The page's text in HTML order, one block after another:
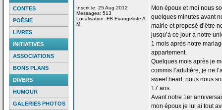
CONTES
POÉSIE
LIVRES
INITIATIVES
ASSOCIATIONS
BONS PLANS
DIVERS
HUMOUR
GALERIES PHOTOS
Inscrit le: 25 Aug 2012
Messages: 513
Localisation: FB Evangeliste A
M
Mon époux et moi nous
quelques minutes avant
mairie et proposé d’être
jusqu’à ce jour à notre
1 mois après notre
appartement.
Quelques mois après je
commis l’adultère, je ne
sweet heart, nous nous
17 ans.
Avant notre 1er
mon époux je lui ai tout